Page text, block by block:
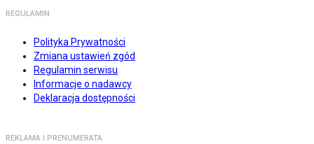
REGULAMIN
Polityka Prywatności
Zmiana ustawień zgód
Regulamin serwisu
Informacje o nadawcy
Deklaracja dostępności
REKLAMA I PRENUMERATA